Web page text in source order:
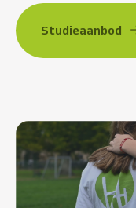
Studieaanbod